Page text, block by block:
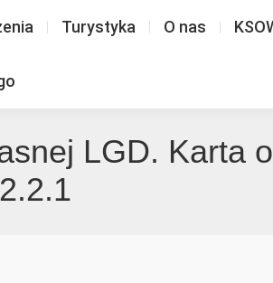
Turystyka O nas
LGD. Karta